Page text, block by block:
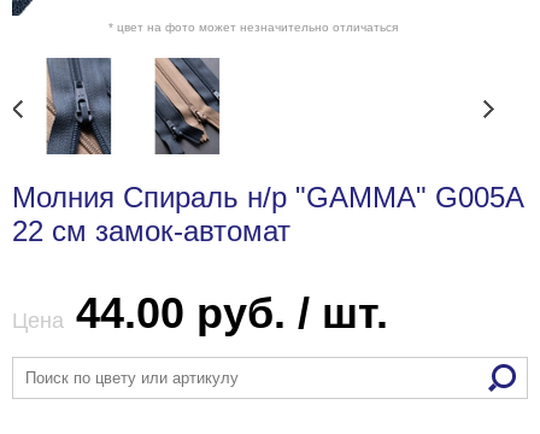
* цвет на фото может незначительно отличаться
Молния Спираль н/р "GAMMA" G005A
22 см замок-автомат
Цена 44.00 руб. / шт.